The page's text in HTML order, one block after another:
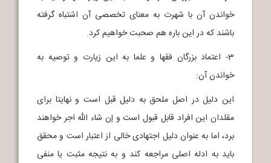
خواندن آن با شهرت به معنای تخصصی آن اشتباه گرفته
باشند که در این باره هم صحبت خواهیم کرد.
3- اعتماد بزرگان فقها و علما به این زیارت و توصیه به
خواندن آن:
این دلیل در اصل ملحق به دلیل قبل است و نهایتا برای
مقلدان این افراد قابل قبول است و إن شاء الله اجر خواهند
برد، اما به عنوان دلیل اجتهادی خالی از اعتبار است و محقق
باید به ادله اصلی مراجعه کند و به نتیجه مثبت یا منفی